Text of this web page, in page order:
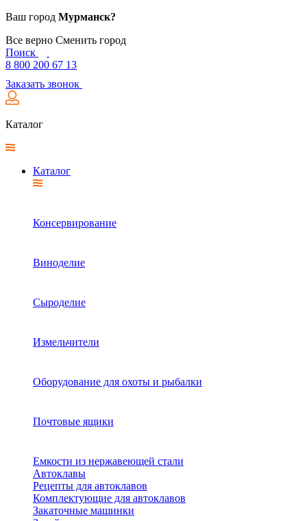
Ваш город Мурманск?
Все верно Сменить город
Поиск
8 800 200 67 13
Заказать звонок
Каталог
Каталог
Консервирование
Виноделие
Сыроделие
Измельчители
Оборудование для охоты и рыбалки
Почтовые ящики
Емкости из нержавеющей стали
Автоклавы
Рецепты для автоклавов
Комплектующие для автоклавов
Закаточные машинки